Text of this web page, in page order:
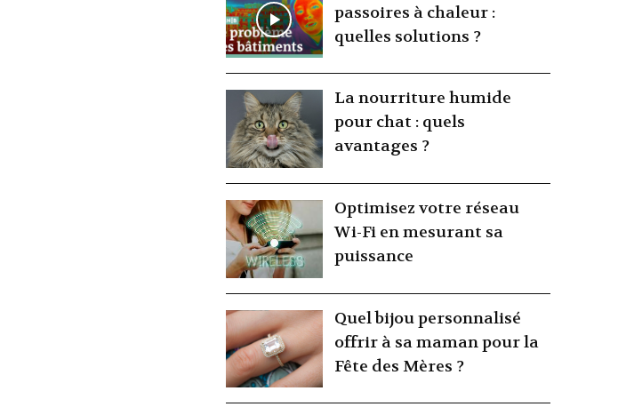
passoires à chaleur :
quelles solutions ?
La nourriture humide
pour chat : quels
avantages ?
Optimisez votre réseau
Wi-Fi en mesurant sa
puissance
Quel bijou personnalisé
offrir à sa maman pour la
Fête des Mères ?